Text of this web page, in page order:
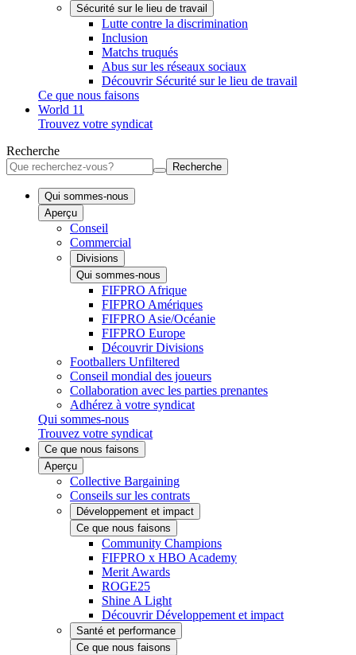
Sécurité sur le lieu de travail
Lutte contre la discrimination
Inclusion
Matchs truqués
Abus sur les réseaux sociaux
Découvrir Sécurité sur le lieu de travail
Ce que nous faisons
World 11
Trouvez votre syndicat
Recherche
Recherche
Qui sommes-nous
Aperçu
Conseil
Commercial
Divisions
Qui sommes-nous
FIFPRO Afrique
FIFPRO Amériques
FIFPRO Asie/Océanie
FIFPRO Europe
Découvrir Divisions
Footballers Unfiltered
Conseil mondial des joueurs
Collaboration avec les parties prenantes
Adhérez à votre syndicat
Qui sommes-nous
Trouvez votre syndicat
Ce que nous faisons
Aperçu
Collective Bargaining
Conseils sur les contrats
Développement et impact
Ce que nous faisons
Community Champions
FIFPRO x HBO Academy
Merit Awards
ROGE25
Shine A Light
Découvrir Développement et impact
Santé et performance
Ce que nous faisons